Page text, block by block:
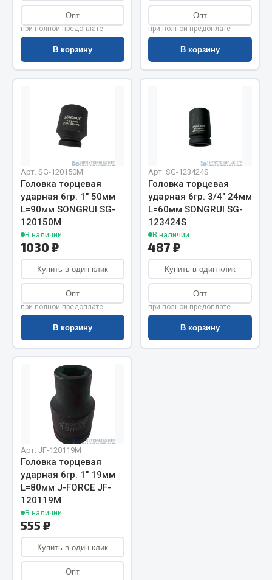
Весь раздел
Весь раздел
Кольца уплотнительные
Лента конвейерная
Манжеты
Паронит
Патрубки
Прокладки
Рукава высокого давления
Показать ещё
Весь раздел
Автомобильная электрика
Автолампы
Блоки реле и предохранителей
Вилки нагрузочные
Выключатели и переключатели клавишные
Выключатели кнопочные
Выключатель массы
Изолента
Весь раздел
Запчасти на полуприцепы
Опт
при полной предоплате
В корзину
Опт
при полной предоплате
В корзину
Арт. SG-120150M
Головка торцевая
ударная 6гр. 1" 50мм
L=90мм SONGRUI SG-
120150M
В наличии
1030 ₽
Купить в один клик
Опт
при полной предоплате
В корзину
Арт. SG-123424S
Головка торцевая
ударная 6гр. 3/4" 24мм
L=60мм SONGRUI SG-
123424S
В наличии
487 ₽
Купить в один клик
Опт
при полной предоплате
В корзину
Арт. JF-120119M
Головка торцевая
ударная 6гр. 1" 19мм
L=80мм J-FORCE JF-
120119M
В наличии
555 ₽
Купить в один клик
Опт